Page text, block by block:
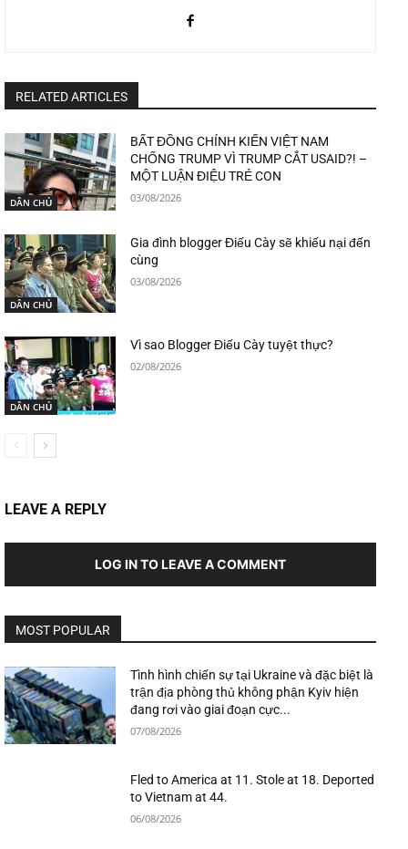
RELATED ARTICLES
DÂN CHỦ
BẤT ĐỒNG CHÍNH KIẾN VIỆT NAM
CHỐNG TRUMP VÌ TRUMP CẮT USAID?! –
MỘT LUẬN ĐIỆU TRẺ CON
03/08/2026
DÂN CHỦ
Gia đình blogger Điếu Cày sẽ khiếu nại đến
cùng
03/08/2026
DÂN CHỦ
Vì sao Blogger Điếu Cày tuyệt thực?
02/08/2026
LEAVE A REPLY
LOG IN TO LEAVE A COMMENT
MOST POPULAR
Tình hình chiến sự tại Ukraine và đặc biệt là
trận địa phòng thủ không phận Kyiv hiện
đang rơi vào giai đoạn cực...
07/08/2026
Fled to America at 11. Stole at 18. Deported
to Vietnam at 44.
06/08/2026